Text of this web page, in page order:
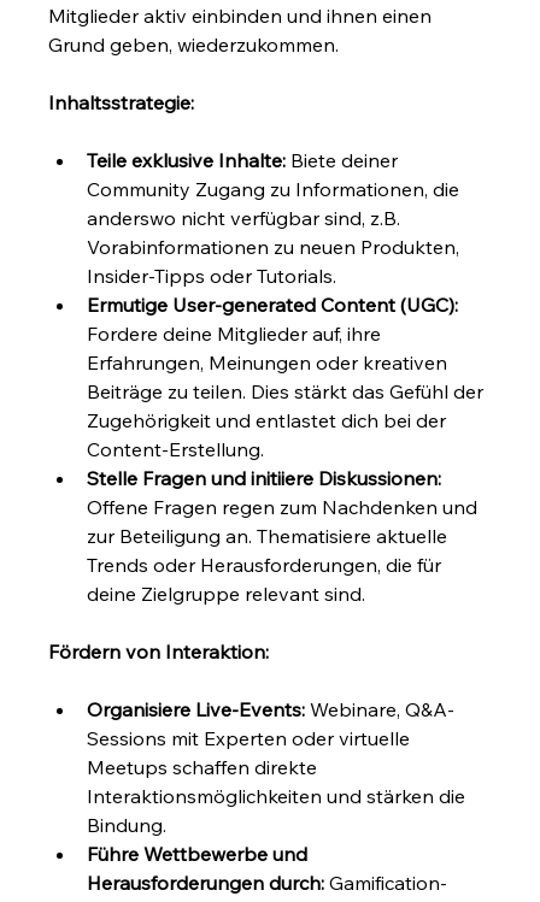
Mitglieder aktiv einbinden und ihnen einen
Grund geben, wiederzukommen.
Inhaltsstrategie:
Teile exklusive Inhalte: Biete deiner
Community Zugang zu Informationen, die
anderswo nicht verfügbar sind, z.B.
Vorabinformationen zu neuen Produkten,
Insider-Tipps oder Tutorials.
Ermutige User-generated Content (UGC):
Fordere deine Mitglieder auf, ihre
Erfahrungen, Meinungen oder kreativen
Beiträge zu teilen. Dies stärkt das Gefühl der
Zugehörigkeit und entlastet dich bei der
Content-Erstellung.
Stelle Fragen und initiiere Diskussionen:
Offene Fragen regen zum Nachdenken und
zur Beteiligung an. Thematisiere aktuelle
Trends oder Herausforderungen, die für
deine Zielgruppe relevant sind.
Fördern von Interaktion:
Organisiere Live-Events: Webinare, Q&A-
Sessions mit Experten oder virtuelle
Meetups schaffen direkte
Interaktionsmöglichkeiten und stärken die
Bindung.
Führe Wettbewerbe und
Herausforderungen durch: Gamification-